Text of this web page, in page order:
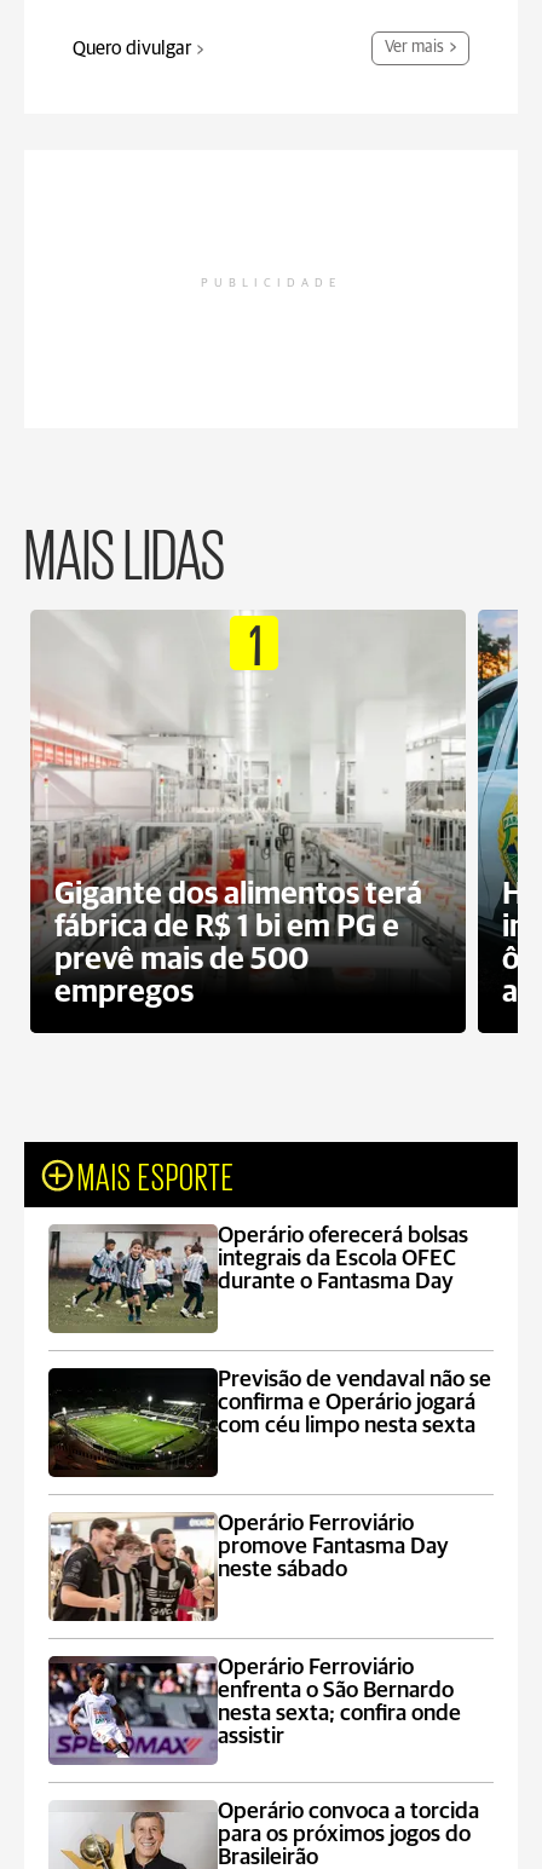
Quero divulgar Ver mais
PUBLICIDADE
MAIS LIDAS
1
Gigante dos alimentos terá
fábrica de R$ 1 bi em PG e
prevê mais de 500
empregos
MAIS ESPORTE
Operário oferecerá bolsas
integrais da Escola OFEC
durante o Fantasma Day
Previsão de vendaval não se
confirma e Operário jogará
com céu limpo nesta sexta
Operário Ferroviário
promove Fantasma Day
neste sábado
Operário Ferroviário
enfrenta o São Bernardo
nesta sexta; confira onde
assistir
Operário convoca a torcida
para os próximos jogos do
Brasileirão